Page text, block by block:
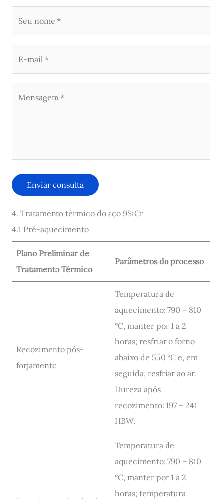
4. Tratamento térmico do aço 9SiCr
4.1 Pré-aquecimento
Plano Preliminar de
Tratamento Térmico
Parâmetros do processo
Recozimento pós-
forjamento
Temperatura de
aquecimento: 790 – 810
°C, manter por 1 a 2
horas; resfriar o forno
abaixo de 550 °C e, em
seguida, resfriar ao ar.
Dureza após
recozimento: 197 – 241
HBW.
Temperatura de
aquecimento: 790 – 810
°C, manter por 1 a 2
horas; temperatura